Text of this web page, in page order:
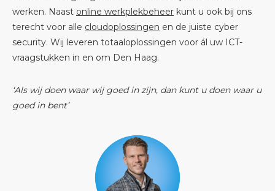
werken. Naast online werkplekbeheer kunt u ook bij ons
terecht voor alle cloudoplossingen en de juiste cyber
security. Wij leveren totaaloplossingen voor ál uw ICT-
vraagstukken in en om Den Haag.
‘Als wij doen waar wij goed in zijn, dan kunt u doen waar u
goed in bent’